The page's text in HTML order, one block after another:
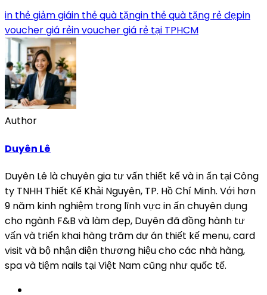
in thẻ giảm giáin thẻ quà tặngin thẻ quà tặng rẻ đẹpin
voucher giá rẻin voucher giá rẻ tại TPHCM
Author
Duyên Lê
Duyên Lê là chuyên gia tư vấn thiết kế và in ấn tại Công
ty TNHH Thiết Kế Khải Nguyên, TP. Hồ Chí Minh. Với hơn
9 năm kinh nghiệm trong lĩnh vực in ấn chuyên dụng
cho ngành F&B và làm đẹp, Duyên đã đồng hành tư
vấn và triển khai hàng trăm dự án thiết kế menu, card
visit và bộ nhận diện thương hiệu cho các nhà hàng,
spa và tiệm nails tại Việt Nam cũng như quốc tế.